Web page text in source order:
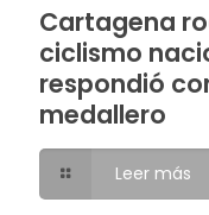
Cartagena
ciclismo
respondió
medallero
Leer más